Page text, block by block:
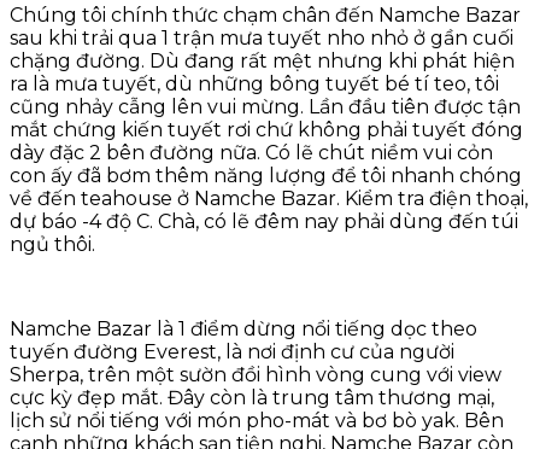
Chúng tôi chính thức chạm chân đến Namche Bazar
sau khi trải qua 1 trận mưa tuyết nho nhỏ ở gần cuối
chặng đường. Dù đang rất mệt nhưng khi phát hiện
ra là mưa tuyết, dù những bông tuyết bé tí teo, tôi
cũng nhảy cẫng lên vui mừng. Lần đầu tiên được tận
mắt chứng kiến tuyết rơi chứ không phải tuyết đóng
dày đặc 2 bên đường nữa. Có lẽ chút niềm vui cỏn
con ấy đã bơm thêm năng lượng để tôi nhanh chóng
về đến teahouse ở Namche Bazar. Kiểm tra điện thoại,
dự báo -4 độ C. Chà, có lẽ đêm nay phải dùng đến túi
ngủ thôi.
Namche Bazar là 1 điểm dừng nổi tiếng dọc theo
tuyến đường Everest, là nơi định cư của người
Sherpa, trên một sườn đồi hình vòng cung với view
cực kỳ đẹp mắt. Đây còn là trung tâm thương mại,
lịch sử nổi tiếng với món pho-mát và bơ bò yak. Bên
cạnh những khách sạn tiện nghi, Namche Bazar còn